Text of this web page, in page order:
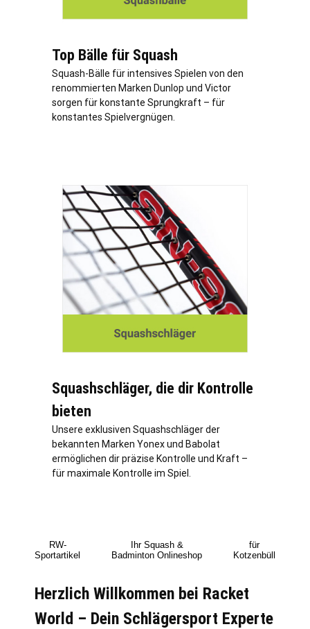
Top Bälle für Squash
Squash-Bälle für intensives Spielen von den
renommierten Marken Dunlop und Victor
sorgen für konstante Sprungkraft – für
konstantes Spielvergnügen.
Squashschläger, die dir Kontrolle
bieten
Unsere exklusiven Squashschläger der
bekannten Marken Yonex und Babolat
ermöglichen dir präzise Kontrolle und Kraft –
für maximale Kontrolle im Spiel.
RW-
Sportartikel
Ihr Squash &
Badminton Onlineshop
für
Kotzenbüll
Herzlich Willkommen bei Racket
World – Dein Schlägersport Experte